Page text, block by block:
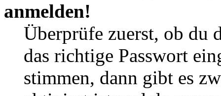
anmelden!
Überprüfe zuerst, ob du
das richtige Passwort
stimmen, dann gibt es